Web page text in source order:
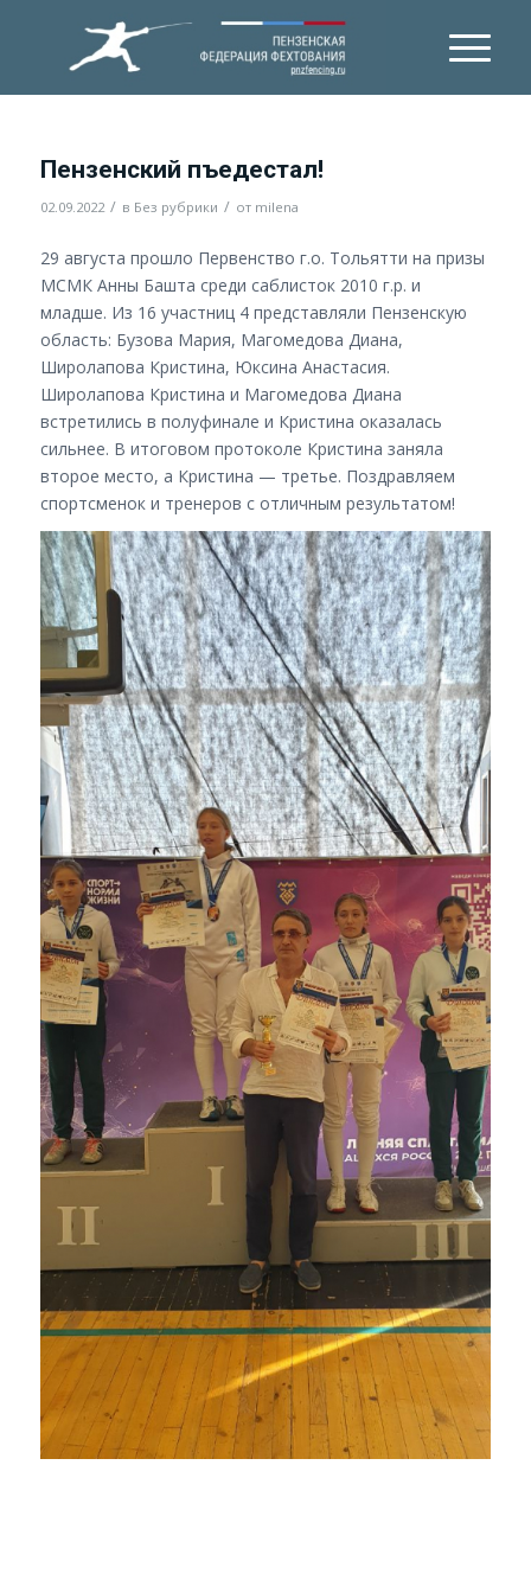
Пензенский пъедестал!
02.09.2022 / в Без рубрики / от milena
29 августа прошло Первенство г.о. Тольятти на призы
МСМК Анны Башта среди саблисток 2010 г.р. и
младше. Из 16 участниц 4 представляли Пензенскую
область: Бузова Мария, Магомедова Диана,
Широлапова Кристина, Юксина Анастасия.
Широлапова Кристина и Магомедова Диана
встретились в полуфинале и Кристина оказалась
сильнее. В итоговом протоколе Кристина заняла
второе место, а Кристина — третье. Поздравляем
спортсменок и тренеров с отличным результатом!